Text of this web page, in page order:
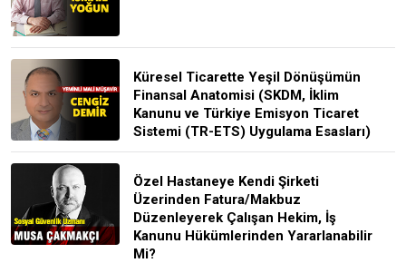
Küresel Ticarette Yeşil Dönüşümün
Finansal Anatomisi (SKDM, İklim
Kanunu ve Türkiye Emisyon Ticaret
Sistemi (TR-ETS) Uygulama Esasları)
Özel Hastaneye Kendi Şirketi
Üzerinden Fatura/Makbuz
Düzenleyerek Çalışan Hekim, İş
Kanunu Hükümlerinden Yararlanabilir
Mi?